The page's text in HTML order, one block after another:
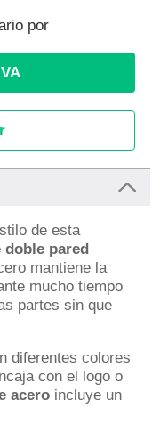
por
de esta
doble pared
mantiene la
mucho tiempo
partes sin que
diferentes colores
con el logo o
acero incluye un